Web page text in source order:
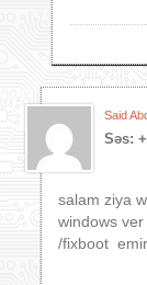
Said
Səs:
salam ziya
windows
/fixboot